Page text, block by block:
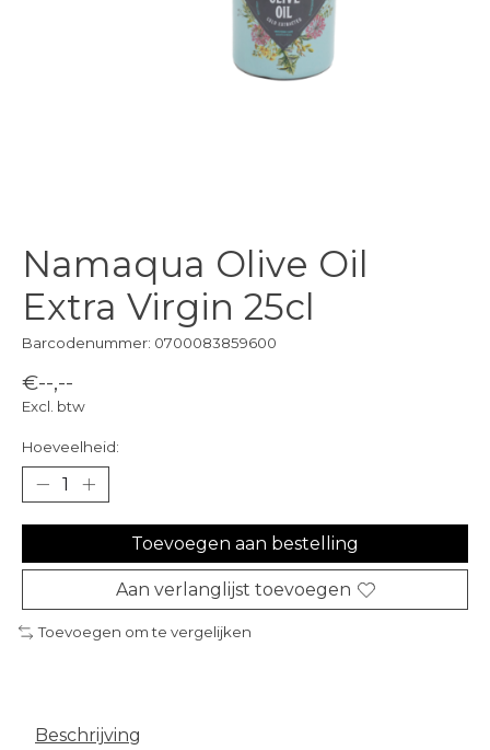
Namaqua Olive Oil
Extra Virgin 25cl
Barcodenummer: 0700083859600
€--,--
Excl. btw
Hoeveelheid:
Toevoegen aan bestelling
Aan verlanglijst toevoegen
Toevoegen om te vergelijken
Beschrijving